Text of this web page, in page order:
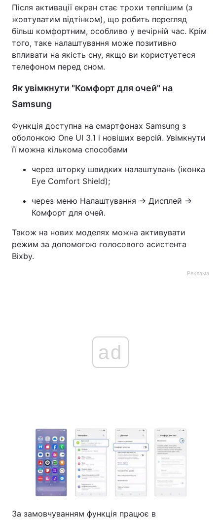
Тема оформлення
Після активації екран стає трохи теплішим (з
жовтуватим відтінком), що робить перегляд
більш комфортним, особливо у вечірній час. Крім
того, таке налаштування може позитивно
впливати на якість сну, якщо ви користуєтеся
телефоном перед сном.
Як увімкнути "Комфорт для очей" на
Samsung
Функція доступна на смартфонах Samsung з
оболонкою One UI 3.1 і новіших версій. Увімкнути
її можна кількома способами
через шторку швидких налаштувань (іконка
Eye Comfort Shield);
через меню Налаштування → Дисплей →
Комфорт для очей.
Також на нових моделях можна активувати
режим за допомогою голосового асистента
Bixby.
Реклама
ad
За замовчуванням функція працює в